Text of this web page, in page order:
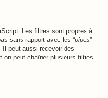
Les filtres sont propres à
sans rapport avec les “pipes”
Il peut aussi recevoir des
on peut chaîner plusieurs filtres.